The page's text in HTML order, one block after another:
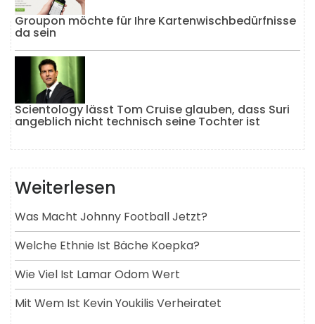
Groupon möchte für Ihre Kartenwischbedürfnisse
da sein
Scientology lässt Tom Cruise glauben, dass Suri
angeblich nicht technisch seine Tochter ist
Weiterlesen
Was Macht Johnny Football Jetzt?
Welche Ethnie Ist Bäche Koepka?
Wie Viel Ist Lamar Odom Wert
Mit Wem Ist Kevin Youkilis Verheiratet